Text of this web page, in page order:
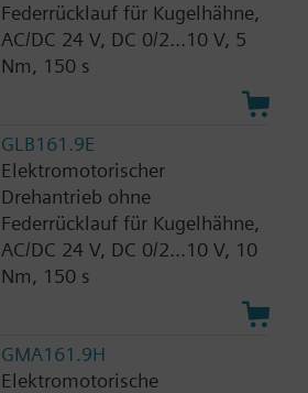
Federrücklauf für Kugelhähne,
AC/DC 24 V, DC 0/2...10 V, 5
Nm, 150 s
GLB161.9E
Elektromotorischer
Drehantrieb ohne
Federrücklauf für Kugelhähne,
AC/DC 24 V, DC 0/2...10 V, 10
Nm, 150 s
GMA161.9H
Elektromotorische